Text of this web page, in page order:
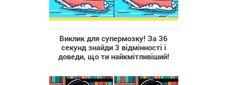
Виклик для супермозку! За 36
секунд знайди 3 відмінності і
доведи, що ти найкмітливіший!